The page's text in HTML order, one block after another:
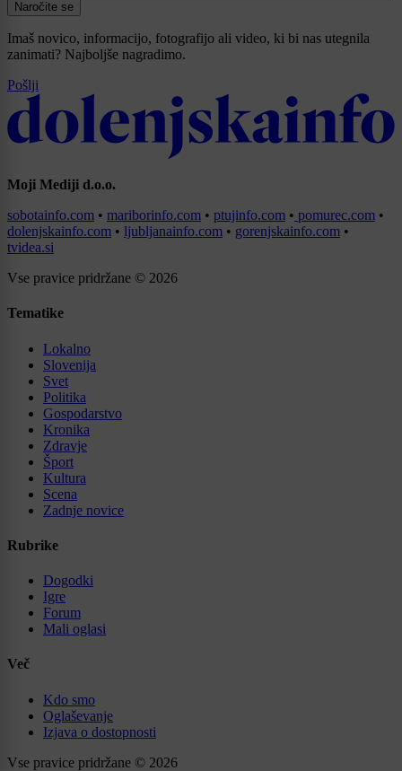
Naročite se
Imaš novico, informacijo, fotografijo ali video, ki bi nas utegnila
zanimati? Najboljše nagradimo.
Pošlji
Moji Mediji d.o.o.
sobotainfo.com • mariborinfo.com • ptujinfo.com • pomurec.com •
dolenjskainfo.com • ljubljanainfo.com • gorenjskainfo.com •
tvidea.si
Vse pravice pridržane © 2026
Tematike
Lokalno
Slovenija
Svet
Politika
Gospodarstvo
Kronika
Zdravje
Šport
Kultura
Scena
Zadnje novice
Rubrike
Dogodki
Igre
Forum
Mali oglasi
Več
Kdo smo
Oglaševanje
Izjava o dostopnosti
Vse pravice pridržane © 2026